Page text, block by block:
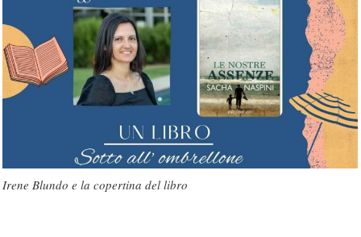
Irene Blundo e la copertina del libro